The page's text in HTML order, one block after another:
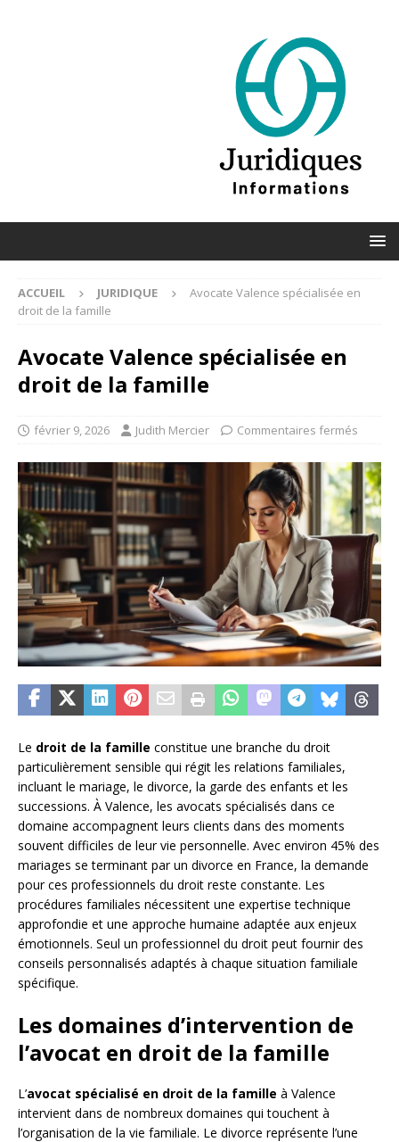
ACCUEIL JURIDIQUE
Avocate Valence spécialisée en
droit de la famille
Avocate Valence spécialisée en
droit de la famille
février 9, 2026 Judith Mercier Commentaires fermés
Le droit de la famille constitue une branche du droit
particulièrement sensible qui régit les relations familiales,
incluant le mariage, le divorce, la garde des enfants et les
successions. À Valence, les avocats spécialisés dans ce
domaine accompagnent leurs clients dans des moments
souvent difficiles de leur vie personnelle. Avec environ 45% des
mariages se terminant par un divorce en France, la demande
pour ces professionnels du droit reste constante. Les
procédures familiales nécessitent une expertise technique
approfondie et une approche humaine adaptée aux enjeux
émotionnels. Seul un professionnel du droit peut fournir des
conseils personnalisés adaptés à chaque situation familiale
spécifique.
Les domaines d’intervention de
l’avocat en droit de la famille
L’avocat spécialisé en droit de la famille à Valence
intervient dans de nombreux domaines qui touchent à
l’organisation de la vie familiale. Le divorce représente l’une